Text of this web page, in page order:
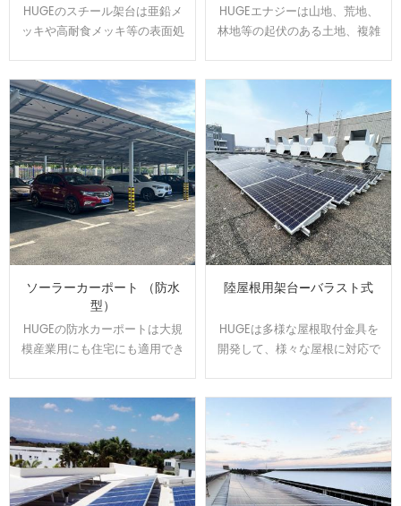
HUGEのスチール架台は亜鉛メ
ッキや高耐食メッキ等の表面処
量鉄骨構造で、スパンを最大化
し、基礎数を抑えたご提案が可
能です。他の材質に比べ値段が
安いです。
HUGEエナジーは山地、荒地、
林地等の起伏のある土地、複雑
100MW以上の実績経験あり、開
発した回転金具はいろいろな土
地傾斜問題を解決できます。
ソーラーカーポート （防水
型）
HUGEの防水カーポートは大規
模産業用にも住宅にも適用でき
になります。太陽光の発電力を
維持しながら、雨の日の水漏れ
に悩む事もなくなります。
陸屋根用架台—バラスト式
HUGEは多様な屋根取付金具を
開発して、様々な屋根に対応で
計、製造可能です。効率よく、
施工性に優れた架台です。